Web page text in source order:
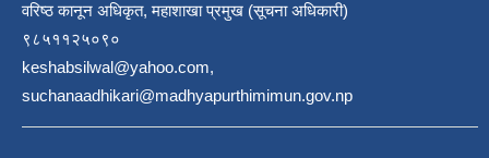
वरिष्ठ कानून अधिकृत, महाशाखा प्रमुख (सूचना अधिकारी)
९८५११२५०९०
keshabsilwal@yahoo.com,
suchanaadhikari@madhyapurthimimun.gov.np